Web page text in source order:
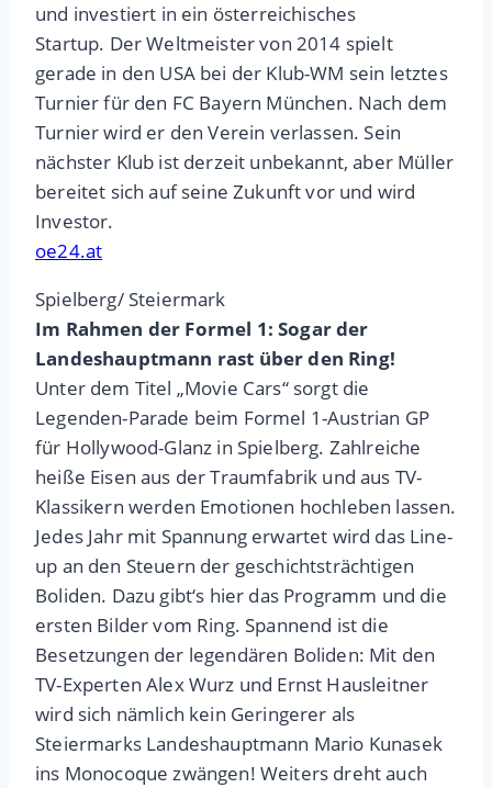
und investiert in ein österreichisches
Startup. Der Weltmeister von 2014 spielt
gerade in den USA bei der Klub-WM sein letztes
Turnier für den FC Bayern München. Nach dem
Turnier wird er den Verein verlassen. Sein
nächster Klub ist derzeit unbekannt, aber Müller
bereitet sich auf seine Zukunft vor und wird
Investor.
oe24.at
Spielberg/ Steiermark
Im Rahmen der Formel 1: Sogar der
Landeshauptmann rast über den Ring!
Unter dem Titel „Movie Cars“ sorgt die
Legenden-Parade beim Formel 1-Austrian GP
für Hollywood-Glanz in Spielberg. Zahlreiche
heiße Eisen aus der Traumfabrik und aus TV-
Klassikern werden Emotionen hochleben lassen.
Jedes Jahr mit Spannung erwartet wird das Line-
up an den Steuern der geschichtsträchtigen
Boliden. Dazu gibt‘s hier das Programm und die
ersten Bilder vom Ring. Spannend ist die
Besetzungen der legendären Boliden: Mit den
TV-Experten Alex Wurz und Ernst Hausleitner
wird sich nämlich kein Geringerer als
Steiermarks Landeshauptmann Mario Kunasek
ins Monocoque zwängen! Weiters dreht auch